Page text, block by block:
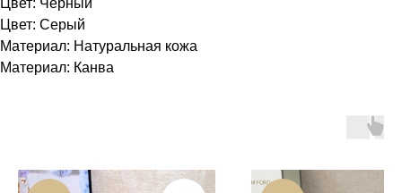
Цвет: Чёрный
Цвет: Серый
Материал: Натуральная кожа
Материал: Канва